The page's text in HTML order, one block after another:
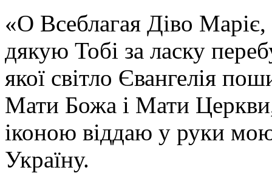
«О Всеблагая Діво
дякую Тобі за ласку
якої світло Євангелія
Мати Божа і Мати
іконою віддаю у руки
Україну.